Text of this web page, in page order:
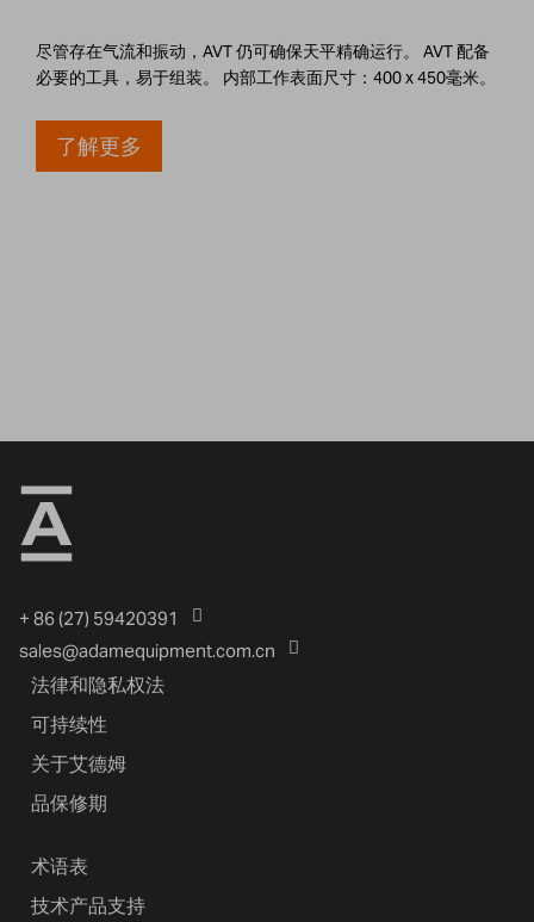
尽管存在气流和振动，AVT 仍可确保天平精确运行。 AVT 配备
必要的工具，易于组装。 内部工作表面尺寸：400 x 450毫米。
了解更多
+ 86 (27) 59420391
sales@adamequipment.com.cn
法律和隐私权法
可持续性
关于艾德姆
品保修期
术语表
技术产品支持